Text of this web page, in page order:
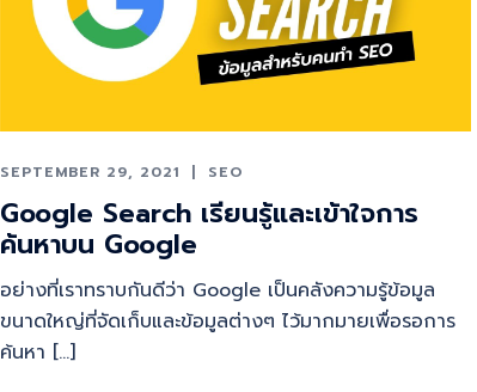
SEPTEMBER 29, 2021 SEO
Google Search เรียนรู้และเข้าใจการ
ค้นหาบน Google
อย่างที่เราทราบกันดีว่า Google เป็นคลังความรู้ข้อมูล
ขนาดใหญ่ที่จัดเก็บและข้อมูลต่างๆ ไว้มากมายเพื่อรอการ
ค้นหา […]